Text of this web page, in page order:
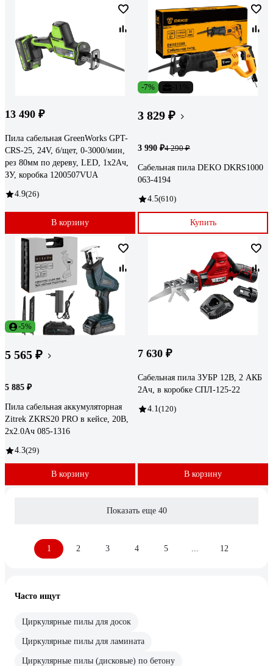
13 490 ₽
Пила сабельная GreenWorks GPT-
CRS-25, 24V, б/щет, 0-3000/мин,
рез 80мм по дереву, LED, 1x2Ач,
ЗУ, коробка 1200507VUA
4.9(26)
В корзину
-7%
3 829 ₽
3 990 ₽4 290 ₽
Сабельная пила DEKO DKRS1000
063-4194
4.5(610)
Купить
-5%
5 565 ₽
5 885 ₽
Пила сабельная аккумуляторная
Zitrek ZKRS20 PRO в кейсе, 20В,
2x2.0Ач 085-1316
4.3(29)
В корзину
7 630 ₽
Сабельная пила ЗУБР 12В, 2 АКБ
2Ач, в коробке СПЛ-125-22
4.1 (120)
В корзину
Показать еще 40
1 2 3 4 5 12
Часто ищут
Циркулярные пилы для досок
Циркулярные пилы для ламината
Циркулярные пилы (дисковые) по бетону